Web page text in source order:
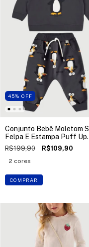
45% OFF
Conjunto Bebê Moletom
Felpa E Estampa Puff Up
Baby
R$199,90 R$109,90
2 cores
COMPRAR